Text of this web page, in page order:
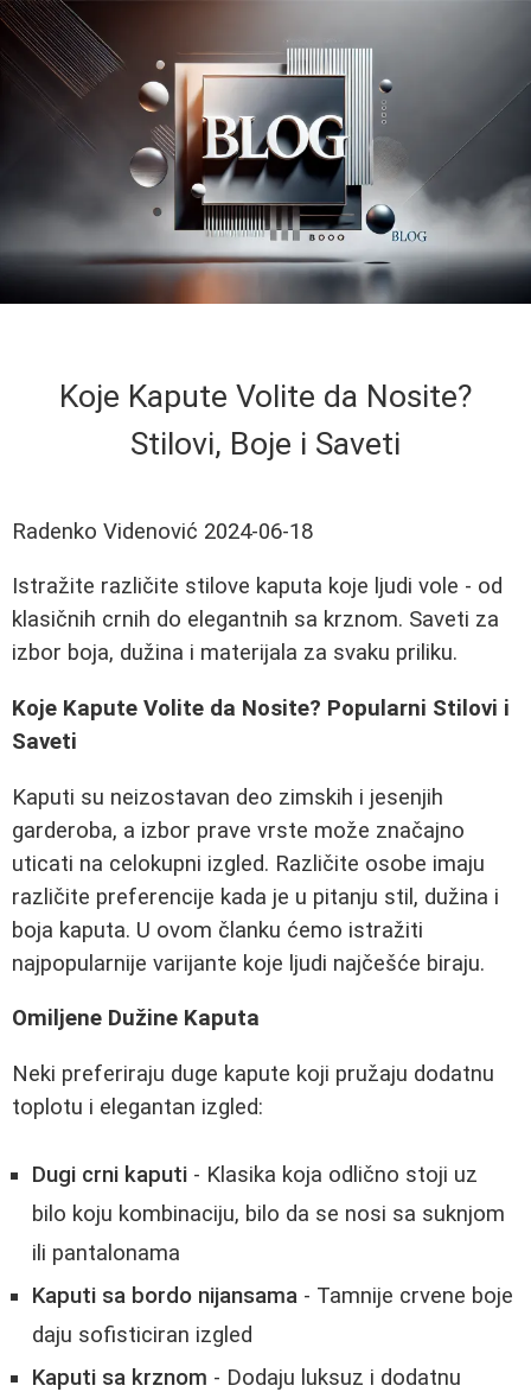
Koje Kapute Volite da Nosite?
Stilovi, Boje i Saveti
Radenko Videnović 2024-06-18
Istražite različite stilove kaputa koje ljudi vole - od
klasičnih crnih do elegantnih sa krznom. Saveti za
izbor boja, dužina i materijala za svaku priliku.
Koje Kapute Volite da Nosite? Popularni Stilovi i
Saveti
Kaputi su neizostavan deo zimskih i jesenjih
garderoba, a izbor prave vrste može značajno
uticati na celokupni izgled. Različite osobe imaju
različite preferencije kada je u pitanju stil, dužina i
boja kaputa. U ovom članku ćemo istražiti
najpopularnije varijante koje ljudi najčešće biraju.
Omiljene Dužine Kaputa
Neki preferiraju duge kapute koji pružaju dodatnu
toplotu i elegantan izgled:
Dugi crni kaputi - Klasika koja odlično stoji uz
bilo koju kombinaciju, bilo da se nosi sa suknjom
ili pantalonama
Kaputi sa bordo nijansama - Tamnije crvene boje
daju sofisticiran izgled
Kaputi sa krznom - Dodaju luksuz i dodatnu